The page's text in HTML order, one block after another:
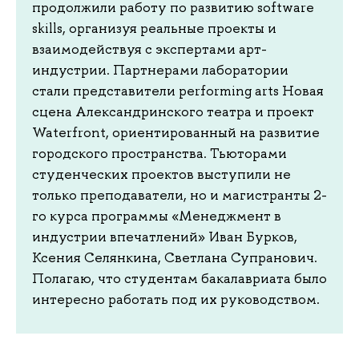
продолжили работу по развитию software
skills, организуя реальные проекты и
взаимодействуя с экспертами арт-
индустрии. Партнерами лаборатории
стали представители performing arts Новая
сцена Александринского театра и проект
Waterfront, ориентированный на развитие
городского пространства. Тьюторами
студенческих проектов выступили не
только преподаватели, но и магистранты 2-
го курса программы «Менеджмент в
индустрии впечатлений» Иван Бурков,
Ксения Селянкина, Светлана Супранович.
Полагаю, что студентам бакалавриата было
интересно работать под их руководством.